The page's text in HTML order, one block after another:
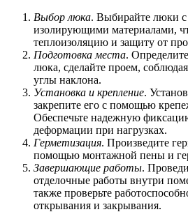
Выбор люка. Выбирайте люки
изолирующими материалами,
теплоизоляцию и защиту от
Подготовка места.
люка, сделайте проем,
углы наклона.
Установка и крепление.
закрепите его с помощью
Обеспечьте надежную
деформации при нагрузках.
Герметизация. Произведите
помощью монтажной пены и
Завершающие работы.
отделочные работы внутри
также проверьте
открывания и закрывания.